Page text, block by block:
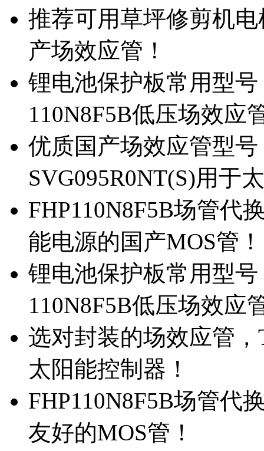
推荐可用草坪修剪机电
产场效应管！
锂电池保护板常用型号
110N8F5B低压场效应
优质国产场效应管型
SVG095R0NT(S)用于
FHP110N8F5B场管代
能电源的国产MOS管！
锂电池保护板常用型
110N8F5B低压场效应
选对封装的场效应管
太阳能控制器！
FHP110N8F5B场管代
友好的MOS管！